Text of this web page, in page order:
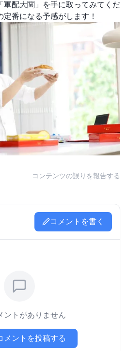
軍配大関」を手に取ってみてくだ
番になる予感がします！
コンテンツの誤りを報告する
コメントを書く
ントがありません
メントを投稿する